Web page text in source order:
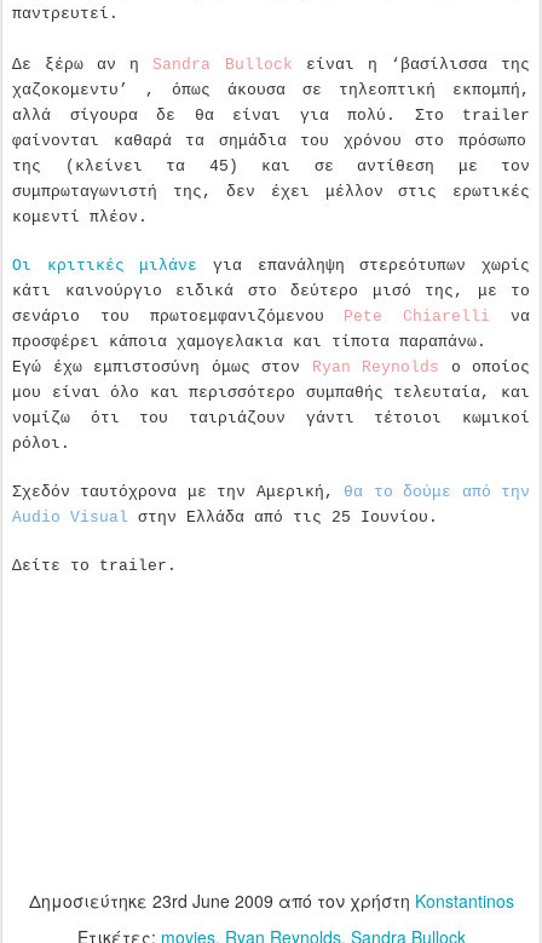
παντρευτεί.
Δε ξέρω αν ηSandra Bullock είναι η ‘βασίλισσα της
χαζοκομεντυ’ , όπως άκουσα σε τηλεοπτική εκπομπή,
αλλά σίγουρα δε θα είναι για πολύ. Στο trailer
φαίνονται καθαρά τα σημάδια του χρόνου στο πρόσωπο
της (κλείνει τα 45) και σε αντίθεση με τον
συμπρωταγωνιστή της, δεν έχει μέλλον στις ερωτικές
κομεντί πλέον.
Οι κριτικές μιλάνε για επανάληψη στερεότυπων χωρίς
κάτι καινούργιο ειδικά στο δεύτερο μισό της, με το
σενάριο του πρωτοεμφανιζόμενου Pete Chiarelli να
προσφέρει κάποια χαμογελακια και τίποτα παραπάνω.
Εγώ έχω εμπιστοσύνη όμως στον Ryan Reynolds ο οποίος
μου είναι όλο και περισσότερο συμπαθής τελευταία, και
νομίζω ότι του ταιριάζουν γάντι τέτοιοι κωμικοί
ρόλοι.
Σχεδόν ταυτόχρονα με την Αμερική, θα το δούμε από την
Audio Visual στην Ελλάδα από τις 25 Ιουνίου.
Δείτε το trailer .
Δημοσιεύτηκε 23rd June 2009 από τον χρήστη Konstantinos
Ετικέτες: movies Ryan Reynolds Sandra Bullock